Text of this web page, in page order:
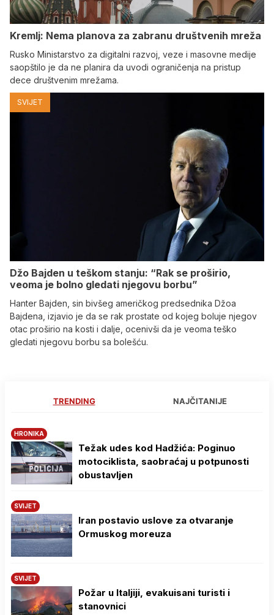
Kremlj: Nema planova za zabranu društvenih mreža
Rusko Ministarstvo za digitalni razvoj, veze i masovne medije
saopštilo je da ne planira da uvodi ograničenja na pristup
dece društvenim mrežama.
SVIJET
Džo Bajden u teškom stanju: “Rak se proširio,
veoma je bolno gledati njegovu borbu”
Hanter Bajden, sin bivšeg američkog predsednika Džoa
Bajdena, izjavio je da se rak prostate od kojeg boluje njegov
otac proširio na kosti i dalje, ocenivši da je veoma teško
gledati njegovu borbu sa bolešću.
TRENDING NAJČITANIJE
HRONIKA
Težak udes kod Hadžića: Poginuo
motociklista, saobraćaj u potpunosti
obustavljen
SVIJET
Iran postavio uslove za otvaranje
Ormuskog moreuza
SVIJET
Požar u Italjiji, evakuisani turisti i
stanovnici